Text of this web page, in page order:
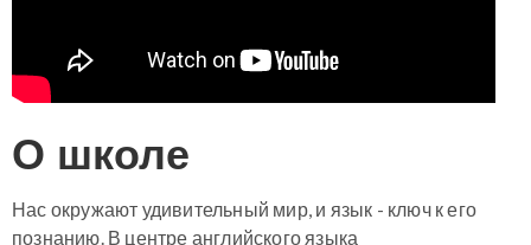
О школе
Нас окружают удивительный мир, и язык - ключ к его
познанию. В центре английского языка